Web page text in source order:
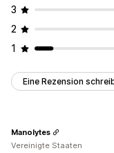
3
2
1
Eine Rezension
Manolytes
Vereinigte Staaten